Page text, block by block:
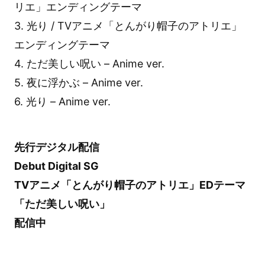
リエ」エンディングテーマ
3. 光り / TVアニメ「とんがり帽子のアトリエ」
エンディングテーマ
4. ただ美しい呪い – Anime ver.
5. 夜に浮かぶ – Anime ver.
6. 光り – Anime ver.
先行デジタル配信
Debut Digital SG
TVアニメ「とんがり帽子のアトリエ」EDテーマ
「ただ美しい呪い」
配信中